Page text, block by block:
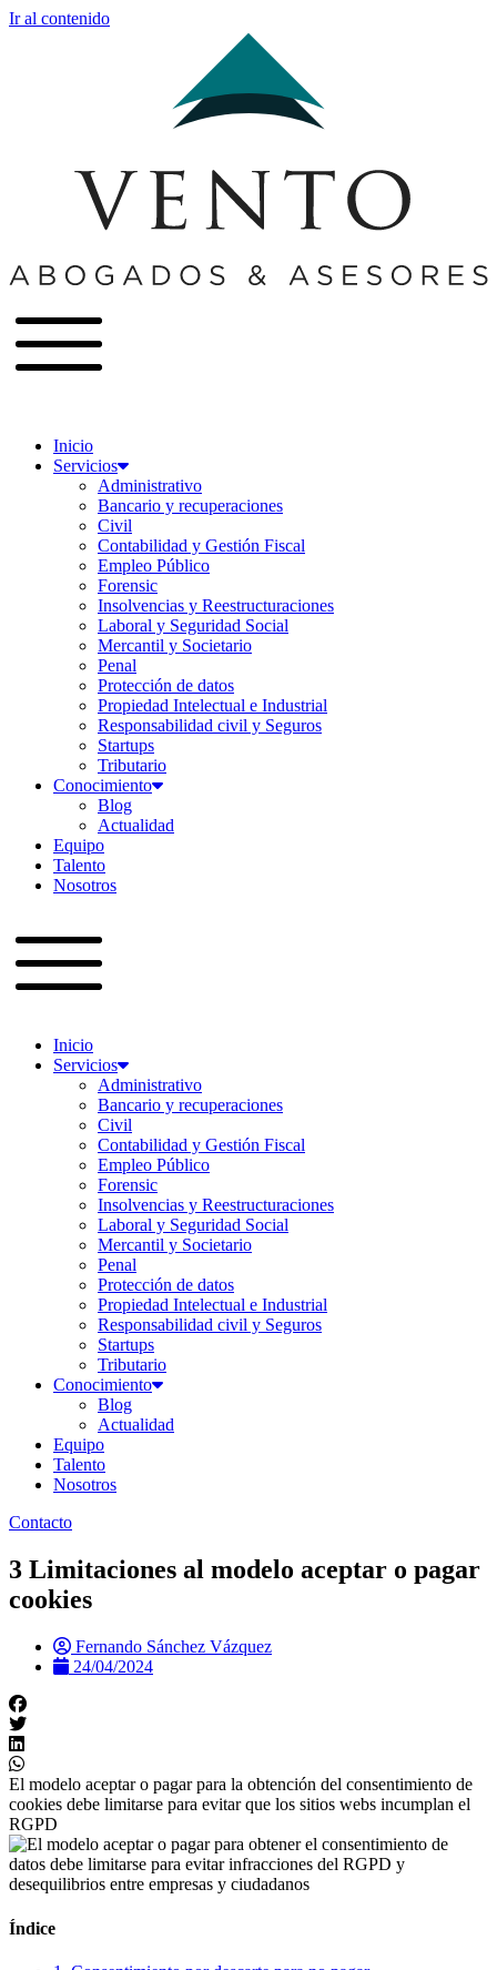
Ir al contenido
Inicio
Servicios
Administrativo
Bancario y recuperaciones
Civil
Contabilidad y Gestión Fiscal
Empleo Público
Forensic
Insolvencias y Reestructuraciones
Laboral y Seguridad Social
Mercantil y Societario
Penal
Protección de datos
Propiedad Intelectual e Industrial
Responsabilidad civil y Seguros
Startups
Tributario
Conocimiento
Blog
Actualidad
Equipo
Talento
Nosotros
Inicio
Servicios
Administrativo
Bancario y recuperaciones
Civil
Contabilidad y Gestión Fiscal
Empleo Público
Forensic
Insolvencias y Reestructuraciones
Laboral y Seguridad Social
Mercantil y Societario
Penal
Protección de datos
Propiedad Intelectual e Industrial
Responsabilidad civil y Seguros
Startups
Tributario
Conocimiento
Blog
Actualidad
Equipo
Talento
Nosotros
Contacto
3 Limitaciones al modelo aceptar o pagar
cookies
Fernando Sánchez Vázquez
24/04/2024
El modelo aceptar o pagar para la obtención del consentimiento de
cookies debe limitarse para evitar que los sitios webs incumplan el
RGPD
Índice